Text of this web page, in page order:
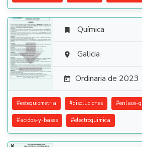

 Química
 Galicia
 Ordinaria de 2023
#estequiometria #disoluciones #enlace-
#acidos-y-bases #electroquimica